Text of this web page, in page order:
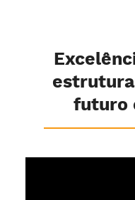
futuro